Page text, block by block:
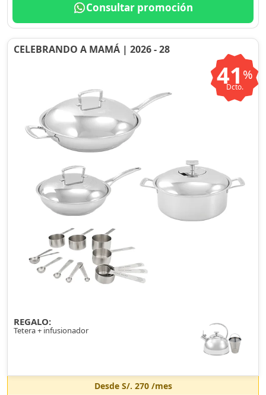
Consultar promoción
CELEBRANDO A MAMÁ | 2026 - 28
41 %
Dcto.
REGALO:
Tetera + infusionador
Desde S/. 270/mes